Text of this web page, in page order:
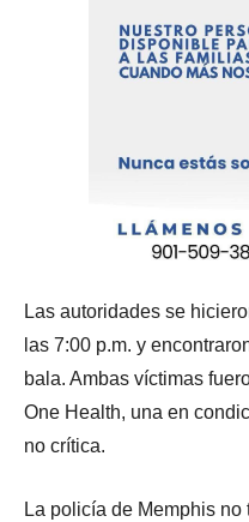
Las autoridades se
las 7:00 p.m. y
bala. Ambas víctimas
One Health, una en
no crítica.
La policía de Memphis no